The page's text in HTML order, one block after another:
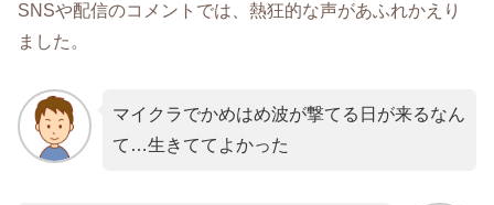
SNSや配信のコメントでは、熱狂的な声があふれかえり
ました。
マイクラでかめはめ波が撃てる日が来るなん
て…生きててよかった